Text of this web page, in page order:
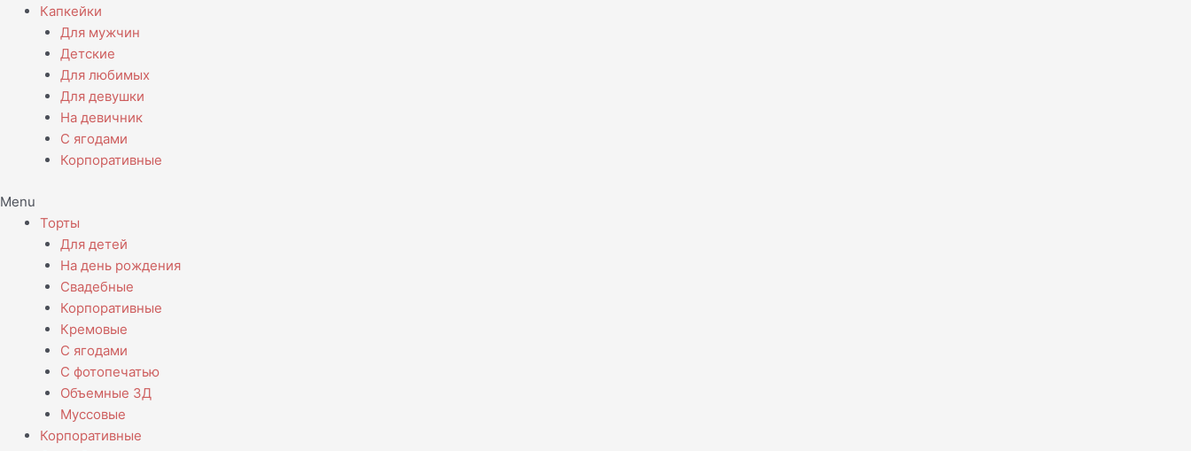
Капкейки
Для мужчин
Детские
Для любимых
Для девушки
На девичник
С ягодами
Корпоративные
Menu
Торты
Для детей
На день рождения
Свадебные
Корпоративные
Кремовые
С ягодами
С фотопечатью
Объемные 3Д
Муссовые
Корпоративные